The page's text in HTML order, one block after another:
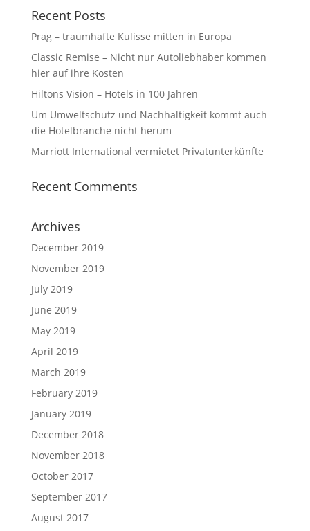
Recent Posts
Prag – traumhafte Kulisse mitten in Europa
Classic Remise – Nicht nur Autoliebhaber kommen
hier auf ihre Kosten
Hiltons Vision – Hotels in 100 Jahren
Um Umweltschutz und Nachhaltigkeit kommt auch
die Hotelbranche nicht herum⁩
Marriott International vermietet Privatunterkünfte
Recent Comments
Archives
December 2019
November 2019
July 2019
June 2019
May 2019
April 2019
March 2019
February 2019
January 2019
December 2018
November 2018
October 2017
September 2017
August 2017